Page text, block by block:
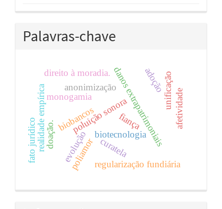
Palavras-chave
danos extrapatrimoniais
poluição sonora
biotecnologia
biobancos afetividade
monogamia
poliamor curatela
realidade empírica anonimização
direito à moradia.
regularização fundiária
unificação
fiança
doação.
fato jurídico evolução
adoção